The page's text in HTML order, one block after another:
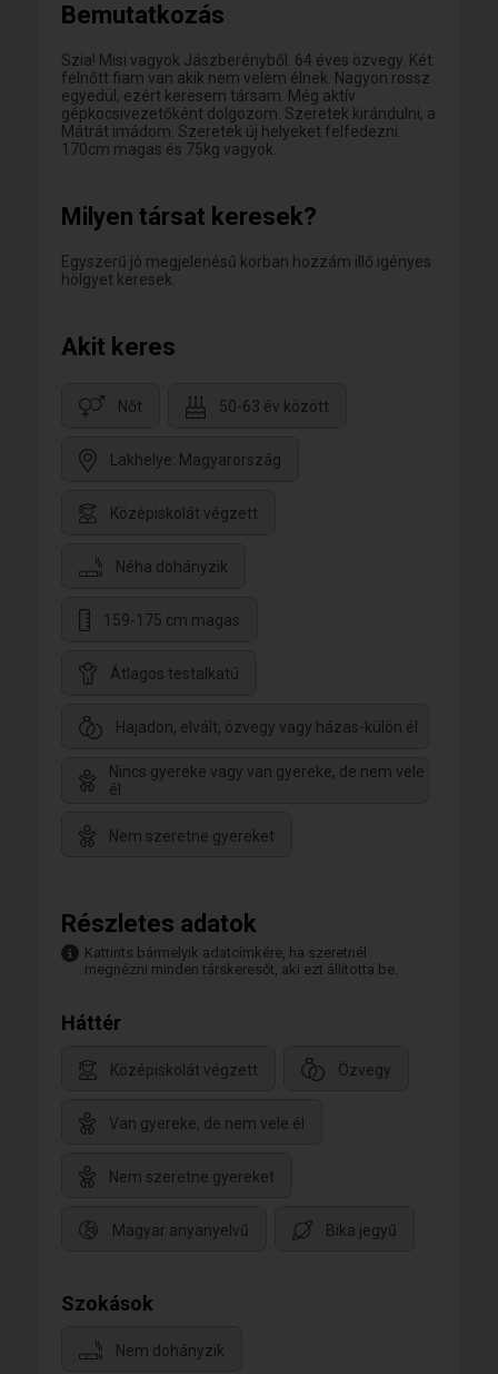
Bemutatkozás
Szia! Misi vagyok Jászberényből. 64 éves özvegy. Két
felnőtt fiam van akik nem velem élnek. Nagyon rossz
egyedül, ezért keresem társam. Még aktív
gépkocsivezetőként dolgozom. Szeretek kirándulni, a
Mátrát imádom. Szeretek új helyeket felfedezni.
170cm magas és 75kg vagyok.
Milyen társat keresek?
Egyszerű jó megjelenésű korban hozzám illő igényes
hölgyet keresek.
Akit keres
Nőt 50-63 év között
Lakhelye: Magyarország
Középiskolát végzett
Néha dohányzik
159-175 cm magas
Átlagos testalkatú
Hajadon, elvált, özvegy vagy házas-külön él
Nincs gyereke vagy van gyereke, de nem vele
él
Nem szeretne gyereket
Részletes adatok
Kattints bármelyik adatcímkére, ha szeretnél
megnézni minden társkeresőt, aki ezt állította be.
Háttér
Középiskolát végzett Özvegy
Van gyereke, de nem vele él
Nem szeretne gyereket
Magyar anyanyelvű Bika jegyű
Szokások
Nem dohányzik